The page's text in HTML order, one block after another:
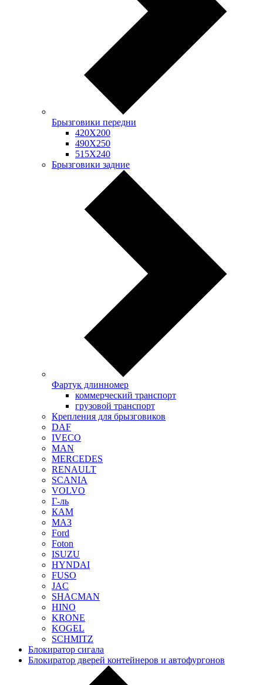
Брызговики передни
420Х200
490Х250
515Х240
Брызговики задние
Фартук длинномер
коммерческий транспорт
грузовой транспорт
Крепления для брызговиков
DAF
IVECO
MAN
MERCEDES
RENAULT
SCANIA
VOLVO
Г-ль
КАМ
МАЗ
Ford
Foton
ISUZU
HYNDAI
FUSO
JAC
SHACMAN
HINO
KRONE
KOGEL
SCHMITZ
Блокиратор сигала
Блокиратор дверей контейнеров и автофургонов